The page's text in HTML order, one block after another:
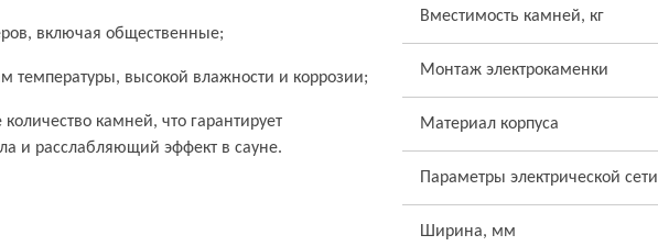
включая общественные;
температуры, высокой влажности и коррозии;
камней, что гарантирует
и расслабляющий эффект в сауне.
Вместимость камней, кг
Монтаж электрокаменки
Материал корпуса
Параметры электрической сети
Ширина, мм